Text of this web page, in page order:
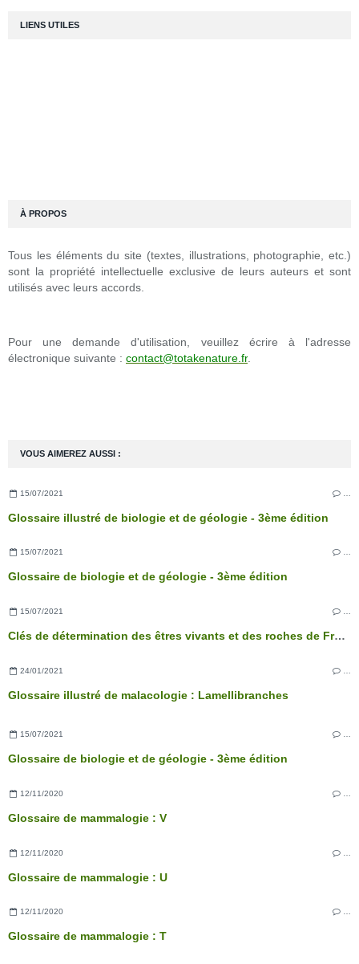
VOUS AIMEREZ AUSSI :
15/07/2021
Glossaire illustré de biologie et de géologie - 3ème édition
15/07/2021 …
Glossaire de biologie et de géologie - 3ème édition
15/07/2021
Clés de détermination des êtres vivants et des roches de France - 3ème édition
24/01/2021
Glossaire illustré de malacologie : Lamellibranches
15/07/2021 …
Glossaire de biologie et de géologie - 3ème édition
12/11/2020
Glossaire de mammalogie : V
12/11/2020
Glossaire de mammalogie : U
12/11/2020
Glossaire de mammalogie : T
LIENS UTILES
À PROPOS
Tous les éléments du site (textes, illustrations, photographie, etc.)
sont la propriété intellectuelle exclusive de leurs auteurs et sont
utilisés avec leurs accords.
Pour une demande d'utilisation, veuillez écrire à l'adresse
électronique suivante : contact@totakenature.fr